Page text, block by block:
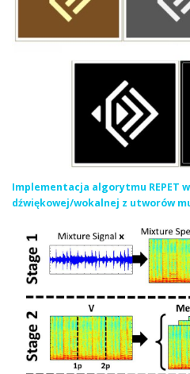
Implementacja algorytmu REPET
dźwiękowej/wokalnej z utworów